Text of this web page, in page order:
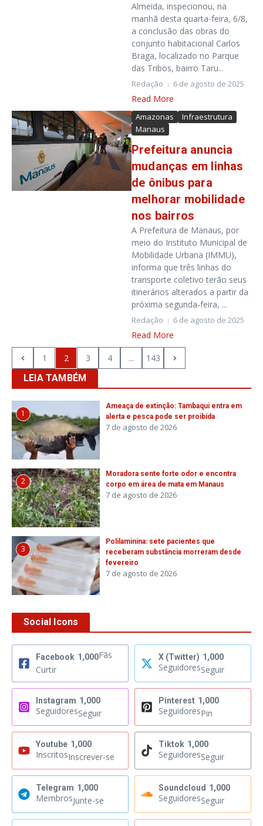
Almeida, inspecionou, na
manhã desta quarta-feira, 6/8,
a conclusão das obras do
conjunto habitacional Carlos
Braga, localizado no Parque
das Tribos, bairro Taru...
Redação 6 de agosto de 2025
Read More
Amazonas
Infraestrutura
Manaus
Prefeitura anuncia
mudanças em linhas
de ônibus para
melhorar mobilidade
nos bairros
A Prefeitura de Manaus, por
meio do Instituto Municipal de
Mobilidade Urbana (IMMU),
informa que três linhas do
transporte coletivo terão seus
itinerários alterados a partir da
próxima segunda-feira, ...
Redação 6 de agosto de 2025
Read More
1 2 3 4 ...
143
LEIA TAMBÉM
1
Ameaça de extinção: Tambaqui entra em
alerta e pesca pode ser proibida
7 de agosto de 2026
2
Moradora sente forte odor e encontra
corpo em área de mata em Manaus
7 de agosto de 2026
3
Polilaminina: sete pacientes que
receberam substância morreram desde
fevereiro
7 de agosto de 2026
Social Icons
Facebook 1,000Fãs
Curtir
X (Twitter) 1,000
SeguidoresSeguir
Instagram 1,000
SeguidoresSeguir
Pinterest 1,000
SeguidoresPin
Youtube 1,000
InscritosInscrever-se
Tiktok 1,000
SeguidoresSeguir
Telegram 1,000
MembrosJunte-se
Soundcloud 1,000
SeguidoresSeguir